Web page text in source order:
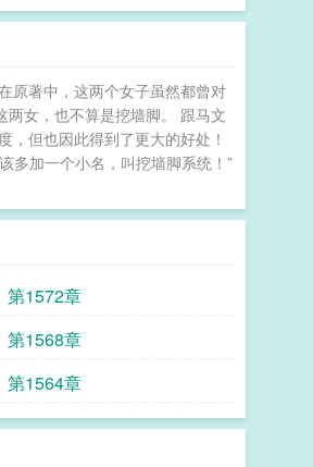
原著中，这两个女子虽然都曾对
女，也不算是挖墙脚。 跟马文
但也因此得到了更大的好处！
多加一个小名，叫挖墙脚系统！”
第1572章
第1568章
第1564章